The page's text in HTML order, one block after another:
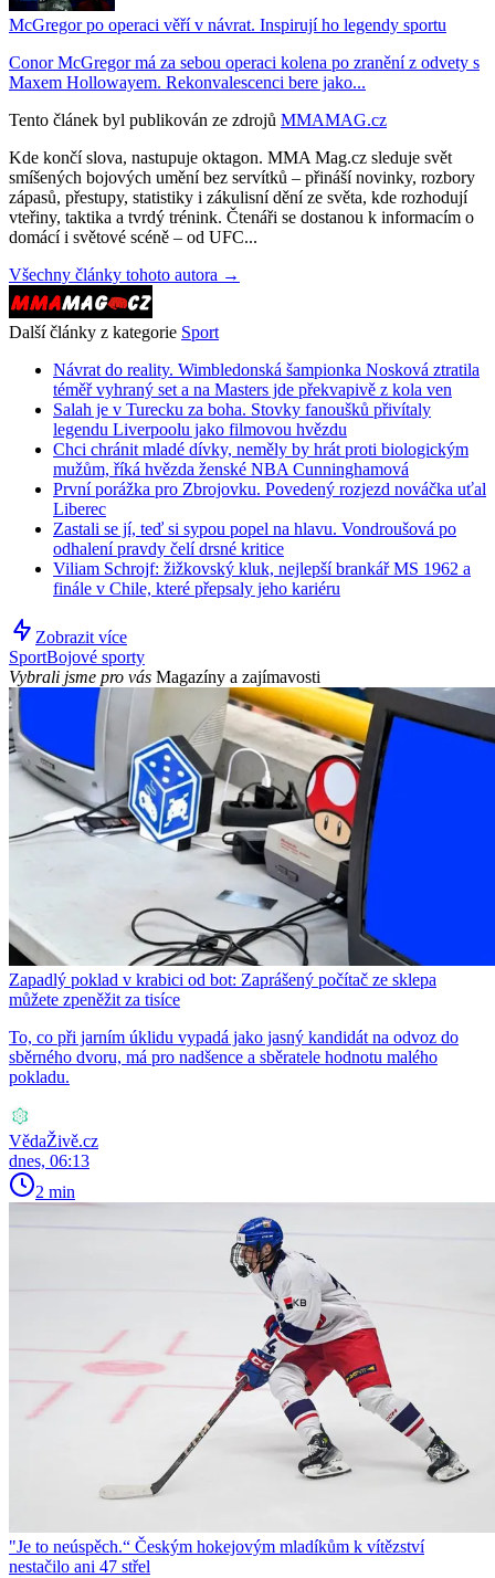
McGregor po operaci věří v návrat. Inspirují ho legendy sportu
Conor McGregor má za sebou operaci kolena po zranění z odvety s
Maxem Hollowayem. Rekonvalescenci bere jako...
Tento článek byl publikován ze zdrojů MMAMAG.cz
Kde končí slova, nastupuje oktagon. MMA Mag.cz sleduje svět
smíšených bojových umění bez servítků – přináší novinky, rozbory
zápasů, přestupy, statistiky i zákulisní dění ze světa, kde rozhodují
vteřiny, taktika a tvrdý trénink. Čtenáři se dostanou k informacím o
domácí i světové scéně – od UFC...
Všechny články tohoto autora →
Další články z kategorie Sport
Návrat do reality. Wimbledonská šampionka Nosková ztratila
téměř vyhraný set a na Masters jde překvapivě z kola ven
Salah je v Turecku za boha. Stovky fanoušků přivítaly
legendu Liverpoolu jako filmovou hvězdu
Chci chránit mladé dívky, neměly by hrát proti biologickým
mužům, říká hvězda ženské NBA Cunninghamová
První porážka pro Zbrojovku. Povedený rozjezd nováčka uťal
Liberec
Zastali se jí, teď si sypou popel na hlavu. Vondroušová po
odhalení pravdy čelí drsné kritice
Viliam Schrojf: žižkovský kluk, nejlepší brankář MS 1962 a
finále v Chile, které přepsaly jeho kariéru
Zobrazit více
SportBojové sporty
Vybrali jsme pro vás Magazíny a zajímavosti
Zapadlý poklad v krabici od bot: Zaprášený počítač ze sklepa
můžete zpeněžit za tisíce
To, co při jarním úklidu vypadá jako jasný kandidát na odvoz do
sběrného dvoru, má pro nadšence a sběratele hodnotu malého
pokladu.
VědaŽivě.cz
dnes, 06:13
2 min
"Je to neúspěch.“ Českým hokejovým mladíkům k vítězství
nestačilo ani 47 střel